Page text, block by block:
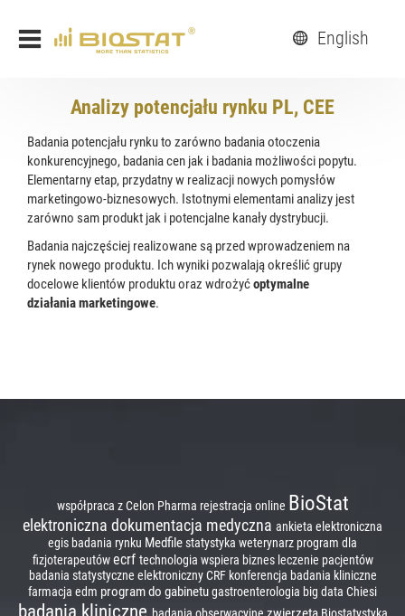
English
Analizy potencjału rynku PL, CEE
Badania potencjału rynku to zarówno badania otoczenia
konkurencyjnego, badania cen jak i badania możliwości popytu.
Elementarny etap, przydatny w realizacji nowych pomysłów
marketingowo-biznesowych. Istotnymi elementami analizy jest
zarówno sam produkt jak i potencjalne kanały dystrybucji.
Badania najczęściej realizowane są przed wprowadzeniem na
rynek nowego produktu. Ich wyniki pozwalają określić grupy
docelowe klientów produktu oraz wdrożyćoptymalne
działania marketingowe.
współpraca z Celon Pharma rejestracja online BioStat
elektroniczna dokumentacja medyczna ankieta elektroniczna
egis badania rynku Medfilestatystyka weterynarz program dla
fizjoterapeutówecrf technologia wspiera biznes leczenie pacjentów
badania statystyczne elektroniczny CRF konferencja badania kliniczne
farmacja edm program do gabinetugastroenterologia big data Chiesi
badania kliniczne